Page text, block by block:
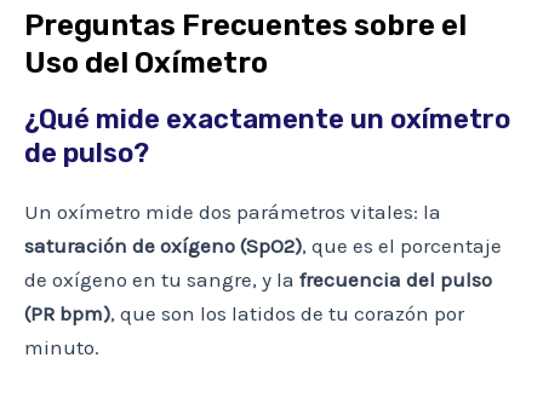
Preguntas Frecuentes sobre el
Uso del Oxímetro
¿Qué mide exactamente un oxímetro
de pulso?
Un oxímetro mide dos parámetros vitales: la
saturación de oxígeno (SpO2), que es el porcentaje
de oxígeno en tu sangre, y la frecuencia del pulso
(PR bpm), que son los latidos de tu corazón por
minuto.